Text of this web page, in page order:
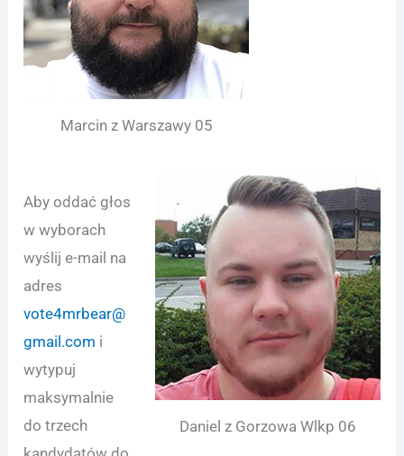
Marcin z Warszawy 05
Daniel z Gorzowa Wlkp 06
Aby oddać głos
w wyborach
wyślij e-mail na
adres
vote4mrbear@
gmail.com i
wytypuj
maksymalnie
do trzech